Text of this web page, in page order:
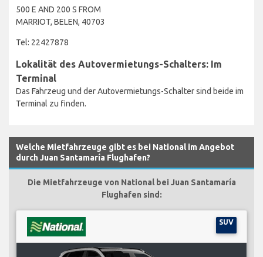
500 E AND 200 S FROM
MARRIOT, BELEN, 40703
Tel: 22427878
Lokalität des Autovermietungs-Schalters: Im
Terminal
Das Fahrzeug und der Autovermietungs-Schalter sind beide im
Terminal zu finden.
Welche Mietfahrzeuge gibt es bei National im Angebot
durch Juan Santamaría Flughafen?
Die Mietfahrzeuge von National bei Juan Santamaría
Flughafen sind:
SUV